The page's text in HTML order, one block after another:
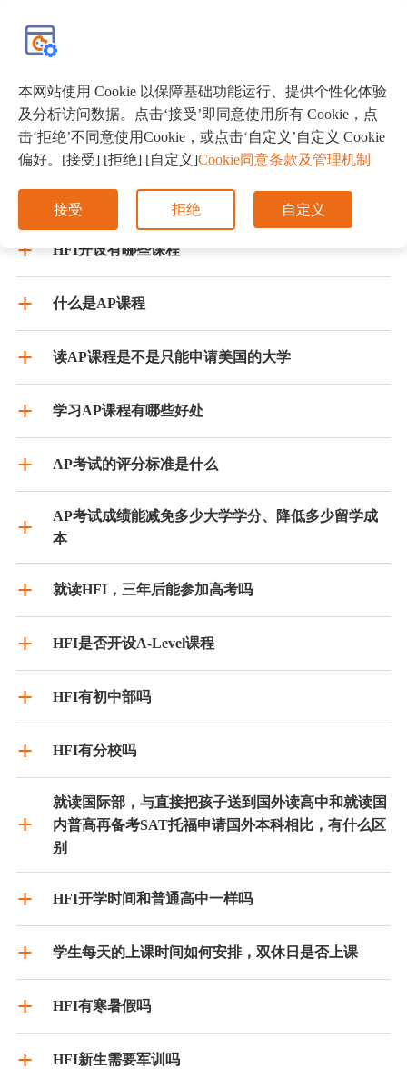
关于HFI 教学及管理 招生内容
华附国际部（HFI）的办学背景与历史
HFI开设有哪些课程
什么是AP课程
读AP课程是不是只能申请美国的大学
学习AP课程有哪些好处
AP考试的评分标准是什么
AP考试成绩能减免多少大学学分、降低多少留学成
本
就读HFI，三年后能参加高考吗
HFI是否开设A-Level课程
HFI有初中部吗
HFI有分校吗
就读国际部，与直接把孩子送到国外读高中和就读国
内普高再备考SAT托福申请国外本科相比，有什么区
别
HFI开学时间和普通高中一样吗
学生每天的上课时间如何安排，双休日是否上课
HFI有寒暑假吗
HFI新生需要军训吗
本网站使用 Cookie 以保障基础功能运行、提供个性化体验
及分析访问数据。点击‘接受’即同意使用所有 Cookie，点
击‘拒绝’不同意使用Cookie，或点击‘自定义’自定义 Cookie
偏好。[接受] [拒绝] [自定义]Cookie同意条款及管理机制
接受 拒绝 自定义